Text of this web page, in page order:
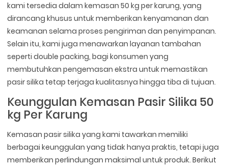
kami tersedia dalam kemasan 50 kg per karung, yang
dirancang khusus untuk memberikan kenyamanan dan
keamanan selama proses pengiriman dan penyimpanan.
Selain itu, kami juga menawarkan layanan tambahan
seperti double packing, bagi konsumen yang
membutuhkan pengemasan ekstra untuk memastikan
pasir silika tetap terjaga kualitasnya hingga tiba di tujuan.
Keunggulan Kemasan Pasir Silika 50
kg Per Karung
Kemasan pasir silika yang kami tawarkan memiliki
berbagai keunggulan yang tidak hanya praktis, tetapi juga
memberikan perlindungan maksimal untuk produk. Berikut